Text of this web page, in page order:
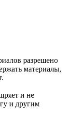
разрешено
материалы,
и не
и другим